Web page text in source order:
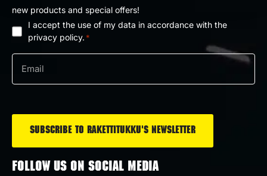
new products and special offers!
Privacy
policy
I accept the use of my data in accordance with the
privacy policy. *
Email
FOLLOW US ON SOCIAL MEDIA